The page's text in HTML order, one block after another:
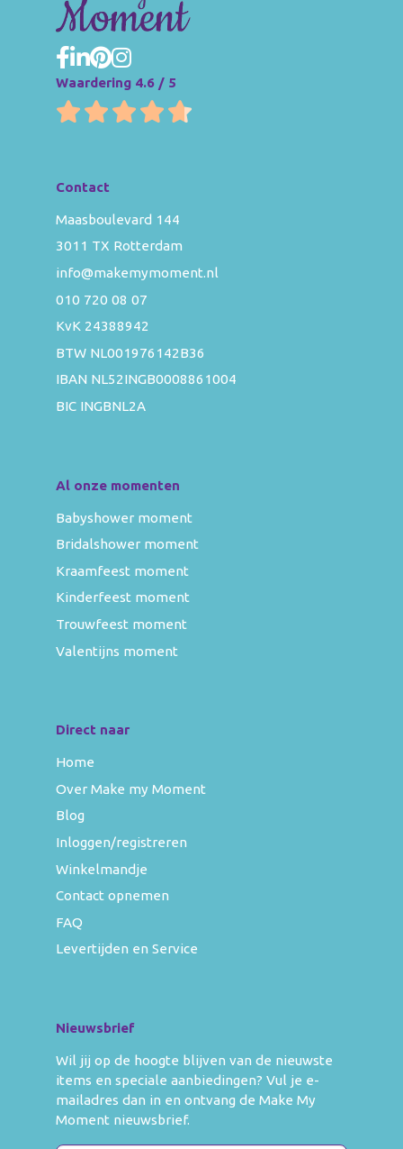
Waardering 4.6 / 5
Contact
Maasboulevard 144
3011 TX Rotterdam
info@makemymoment.nl
010 720 08 07
KvK 24388942
BTW NL001976142B36
IBAN NL52INGB0008861004
BIC INGBNL2A
Al onze momenten
Babyshower moment
Bridalshower moment
Kraamfeest moment
Kinderfeest moment
Trouwfeest moment
Valentijns moment
Direct naar
Home
Over Make my Moment
Blog
Inloggen/registreren
Winkelmandje
Contact opnemen
FAQ
Levertijden en Service
Nieuwsbrief
Wil jij op de hoogte blijven van de nieuwste
items en speciale aanbiedingen? Vul je e-
mailadres dan in en ontvang de Make My
Moment nieuwsbrief.